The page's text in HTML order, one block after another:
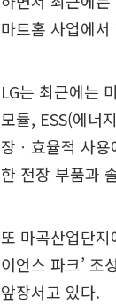
마트홈 사업에
LG는 최근에는
모듈, ESS(에너
장ㆍ효율적 사
한 전장 부품과
또 마곡산업단
이언스 파크’ 조
앞장서고 있다.